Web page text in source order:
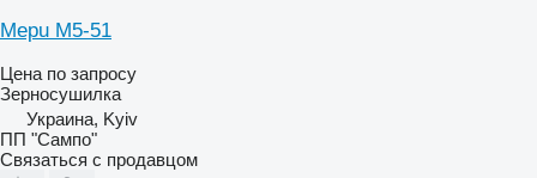
Mepu M5-51
Цена по запросу
Зерносушилка
Украина, Kyiv
ПП "Сампо"
Связаться с продавцом